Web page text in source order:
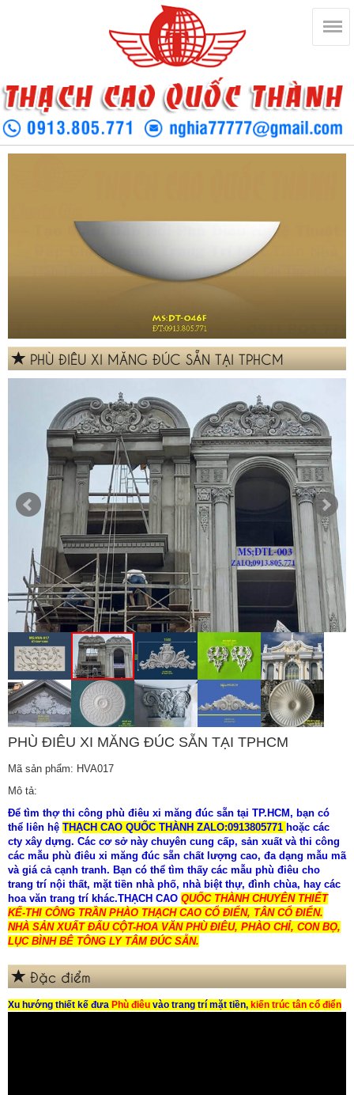
PHÙ ĐIÊU XI MĂNG ĐÚC SẴN TẠI TPHCM
PHÙ ĐIÊU XI MĂNG ĐÚC SẴN TẠI TPHCM
Mã sản phẩm: HVA017
Mô tả:
Để tìm thợ thi công phù điêu xi măng đúc sẵn tại TP.HCM, bạn có
thể liên hệ THẠCH CAO QUỐC THÀNH ZALO:0913805771 hoặc các
cty xây dựng. Các cơ sở này chuyên cung cấp, sản xuất và thi công
các mẫu phù điêu xi măng đúc sẵn chất lượng cao, đa dạng mẫu mã
và giá cả cạnh tranh. Bạn có thể tìm thấy các mẫu phù điêu cho
trang trí nội thất, mặt tiền nhà phố, nhà biệt thự, đình chùa, hay các
hoa văn trang trí khác.THẠCH CAO QUỐC THÀNH CHUYÊN THIẾT
KẾ-THI CÔNG TRẦN PHÀO THẠCH CAO CỔ ĐIỂN, TÂN CỔ ĐIỂN.
NHÀ SẢN XUẤT ĐẤU CỘT-HOA VĂN PHÙ ĐIÊU, PHÀO CHỈ, CON BỌ,
LỤC BÌNH BÊ TÔNG LY TÂM ĐÚC SẴN.
Đặc điểm
Xu hướng thiết kế đưa Phù điêu vào trang trí mặt tiền, kiến trúc tân cổ điển